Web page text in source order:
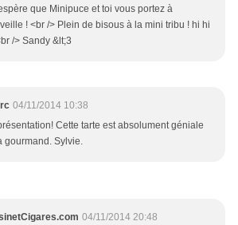
que Minipuce et toi vous portez à
! <br /> Plein de bisous à la mini tribu ! hi hi
/> Sandy &lt;3
04/11/2014 10:38
Cette tarte est absolument géniale
gourmand. Sylvie.
04/11/2014 20:48